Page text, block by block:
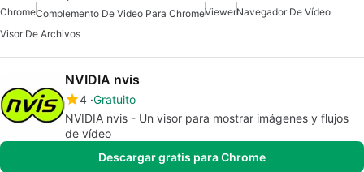
ChromeComplemento De Video Para ChromeViewerNavegador De Vídeo
Visor De Archivos
NVIDIA nvis
4 Gratuito
NVIDIA nvis - Un visor para mostrar imágenes y flujos
de vídeo
Descargar gratis para Chrome